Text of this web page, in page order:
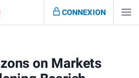
CONNEXION
on Markets